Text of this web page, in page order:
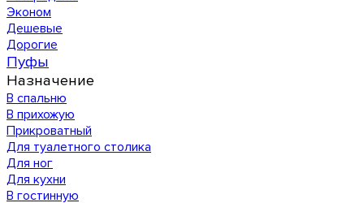
Эконом
Дешевые
Дорогие
Пуфы
Назначение
В спальню
В прихожую
Прикроватный
Для туалетного столика
Для ног
Для кухни
В гостинную